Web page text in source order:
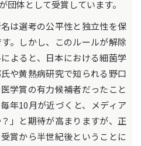
団体として受賞しています。
は選考の公平性と独立性を保
。しかし、このルールが解除
よると、日本における細菌学
や黄熱病研究で知られる野口
学賞の有力候補者だったこと
年10月が近づくと、メディア
」と期待が高まりますが、正
賞から半世紀後ということに